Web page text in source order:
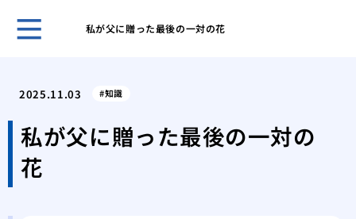
私が父に贈った最後の一対の花
2025.11.03 知識
私が父に贈った最後の一対の
花